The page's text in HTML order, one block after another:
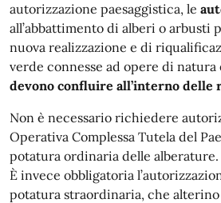
autorizzazione paesaggistica, le
all’abbattimento di alberi o
nuova realizzazione e di
verde connesse ad opere di
devono confluire all’interno delle
Non è necessario richiedere
Operativa Complessa Tutela del
potatura ordinaria delle alberature.
È invece obbligatoria
potatura straordinaria, che